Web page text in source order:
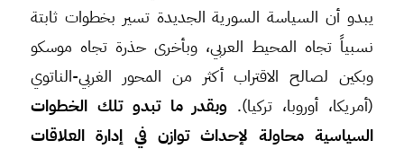
يبدو أن السياسة السورية الجديدة تسير بخطوات ثابتة
نسبياً تجاه المحيط العربي، وبأخرى حذرة تجاه موسكو
وبكين لصالح الاقتراب أكثر من المحور الغربي-الناتوي
(أمريكا، أوروبا، تركيا). وبقدر ما تبدو تلك الخطوات
السياسية محاولة لإحداث توازن في إدارة العلاقات